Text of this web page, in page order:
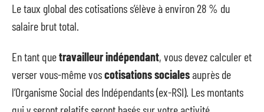
Le taux global des cotisations s’élève à environ 28 % du
salaire brut total.
En tant quetravailleur indépendant, vous devez calculer et
verser vous-même voscotisations socialesauprès de
l’Organisme Social des Indépendants (ex-RSI). Les montants